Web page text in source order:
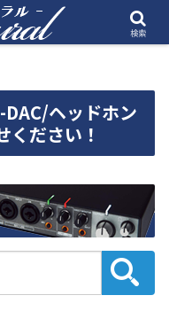
ヘッドホン
ください！
検索